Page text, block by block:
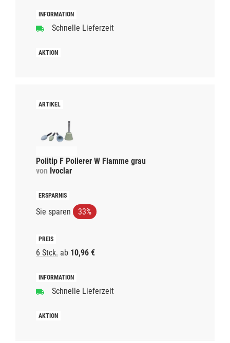
Schnelle Lieferzeit
Politip F Polierer W Flamme grau
von Ivoclar
Sie sparen 33%
6 Stck. ab 10,96 €
Schnelle Lieferzeit